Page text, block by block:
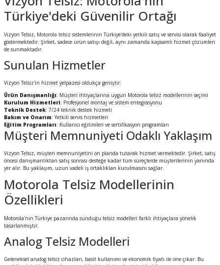
Türkiye'deki Güvenilir Ortağı
Vizyon Telsiz, Motorola telsiz sistemlerinin Türkiye'deki yetkili satış ve servisi olarak faaliyet
göstermektedir. Şirket, sadece ürün satışı değil, aynı zamanda kapsamlı hizmet çözümleri
de sunmaktadır.
Sunulan Hizmetler
Vizyon Telsiz'in hizmet yelpazesi oldukça geniştir:
Ürün Danışmanlığı: Müşteri ihtiyaçlarına uygun Motorola telsiz modellerinin seçimi
Kurulum Hizmetleri: Profesyonel montaj ve sistem entegrasyonu
Teknik Destek: 7/24 teknik destek hizmeti
Bakım ve Onarım: Yetkili servis hizmetleri
Eğitim Programları: Kullanıcı eğitimleri ve sertifikasyon programları
Müşteri Memnuniyeti Odaklı Yaklaşım
Vizyon Telsiz, müşteri memnuniyetini ön planda tutarak hizmet vermektedir. Şirket, satış
öncesi danışmanlıktan satış sonrası desteğe kadar tüm süreçlerde müşterilerinin yanında
yer alır. Bu yaklaşım, uzun vadeli iş ortaklıkları kurulmasını sağlar.
Motorola Telsiz Modellerinin
Özellikleri
Motorola'nın Türkiye pazarında sunduğu telsiz modelleri farklı ihtiyaçlara yönelik
tasarlanmıştır.
Analog Telsiz Modelleri
Geleneksel analog telsiz cihazları, basit kullanımı ve ekonomik fiyatı ile öne çıkar. Bu